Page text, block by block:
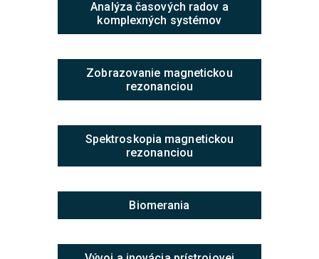
Analýza časových radov a
komplexných systémov
Zobrazovanie magnetickou
rezonanciou
Spektroskopia magnetickou
rezonanciou
Biomerania